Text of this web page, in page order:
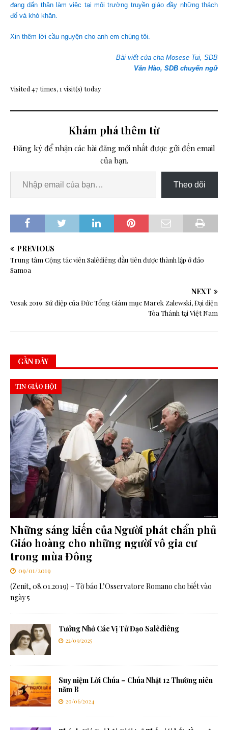
đang dấn thân làm việc tại môi trường truyền giáo đầy những thách
đố và khó khăn.
Xin thêm lời cầu nguyện cho anh em chúng tôi.
Bài viết của cha Mosese Tui, SDB
Văn Hào, SDB chuyển ngữ
Visited 47 times, 1 visit(s) today
Khám phá thêm từ
Đăng ký để nhận các bài đăng mới nhất được gửi đến email
của bạn.
Theo dõi
PREVIOUS
Trung tâm Cộng tác viên Salêdiêng đầu tiên được thành lập ở đảo
Samoa
NEXT
Vesak 2019: Sứ điệp của Đức Tổng Giám mục Marek Zalewski, Đại diện
Tòa Thánh tại Việt Nam
GẦN ĐÂY
Những sáng kiến ​​của Người phát chẩn phủ
Giáo hoàng cho những người vô gia cư
trong mùa Đông
TIN GIÁO HỘI
09/01/2019
(Zenit, 08.01.2019) – Tờ báo L’Osservatore Romano cho biết vào
ngày 5
Tưởng Nhớ Các Vị Tử Đạo Salêdiêng
22/09/2025
Suy niệm Lời Chúa – Chúa Nhật 12 Thường niên
năm B
20/06/2024